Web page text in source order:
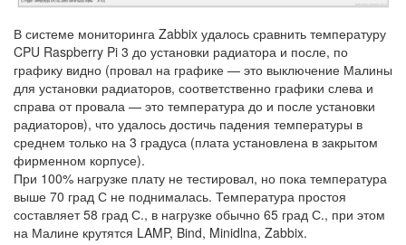
В системе мониторинга Zabbix удалось сравнить температуру
CPU Raspberry Pi 3 до установки радиатора и после, по
графику видно (провал на графике — это выключение Малины
для установки радиаторов, соответственно графики слева и
справа от провала — это температура до и после установки
радиаторов), что удалось достичь падения температуры в
среднем только на 3 градуса (плата установлена в закрытом
фирменном корпусе).
При 100% нагрузке плату не тестировал, но пока температура
выше 70 град С не поднималась. Температура простоя
составляет 58 град С., в нагрузке обычно 65 град С., при этом
на Малине крутятся LAMP, Bind, Minidlna, Zabbix.